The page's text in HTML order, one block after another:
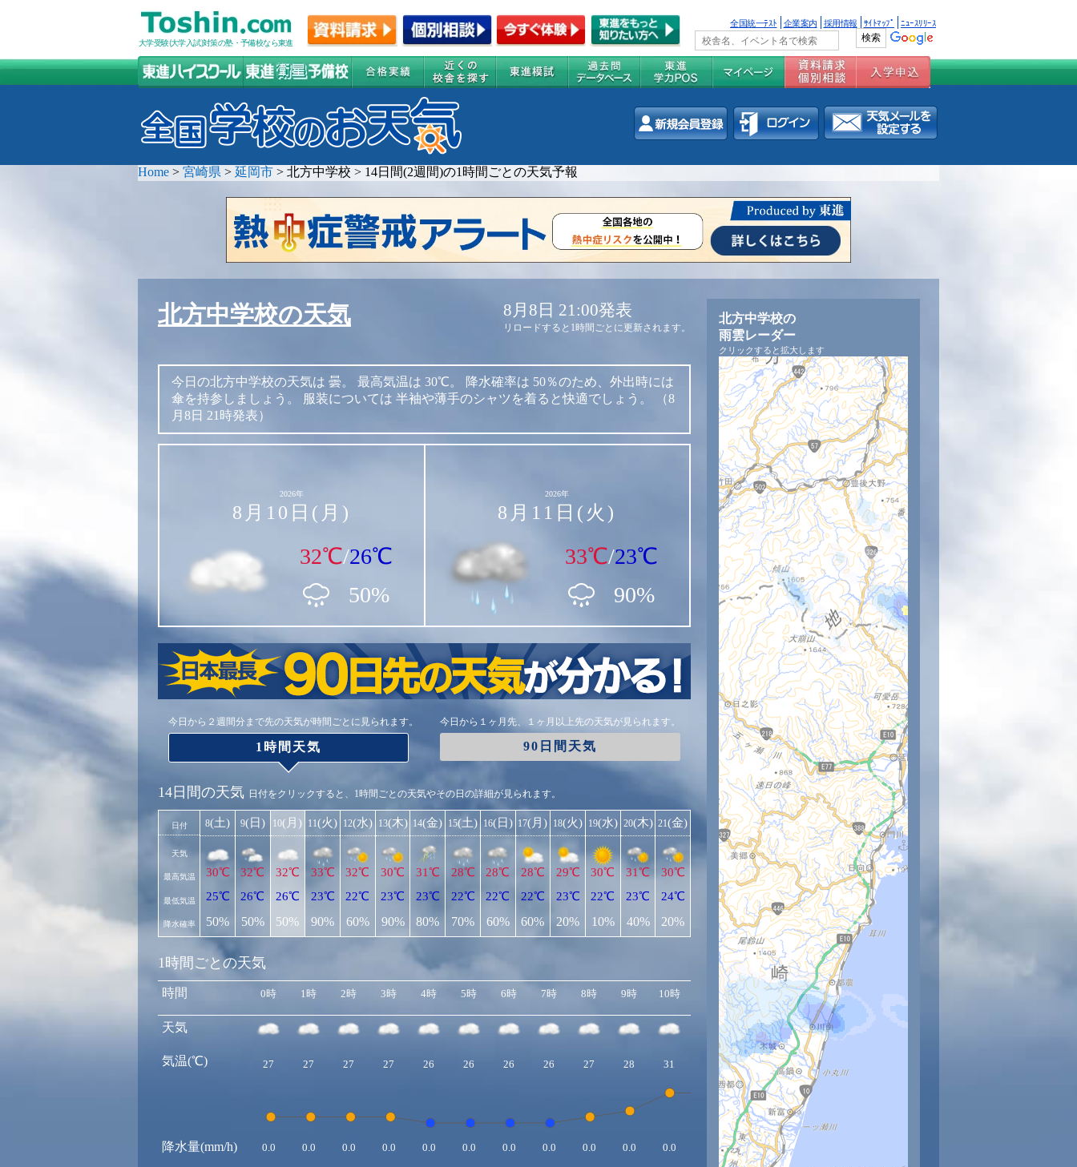
大学受験(大学入試)対策の塾・予備校なら東進
全国統一ﾃｽﾄ 企業案内 採用情報 ｻｲﾄﾏｯﾌﾟ ﾆｭｰｽﾘﾘｰｽ
Home > 宮崎県 > 延岡市 > 北方中学校 > 14日間(2週間)の1時間ごとの天気予報
北方中学校の天気 8月8日 21:00発表
リロードすると1時間ごとに更新されます。
今日の北方中学校の天気は 曇。 最高気温は 30℃。 降水確率は 50％のため、外出時には
傘を持参しましょう。
服装については 半袖や薄手のシャツを着ると快適でしょう。
（8
月8日 21時発表）
2026年
8月10日(月)
32℃/26℃
50%
2026年
8月11日(火)
33℃/23℃
90%
今日から２週間分まで先の天気が時間ごとに見られます。
1時間天気
今日から１ヶ月先、１ヶ月以上先の天気が見られます。
90日間天気
14日間の天気 日付をクリックすると、1時間ごとの天気やその日の詳細が見られます。
日付
天気
最高気温
最低気温
降水確率
8(土)
30℃
25℃
50%
9(日)
32℃
26℃
50%
10(月)
32℃
26℃
50%
11(火)
33℃
23℃
90%
12(水)
32℃
22℃
60%
13(木)
30℃
23℃
90%
14(金)
31℃
23℃
80%
15(土)
28℃
22℃
70%
16(日)
28℃
22℃
60%
17(月)
28℃
22℃
60%
18(火)
29℃
23℃
20%
19(水)
30℃
22℃
10%
20(木)
31℃
23℃
40%
21(金)
30℃
24℃
20%
1時間ごとの天気
時間
天気
気温(℃)
降水量(mm/h)
0時 1時 2時 3時 4時 5時 6時 7時 8時 9時 10時 11時 12時 13時 14時
27 27 27 27 26 26 26 26 27 28 31 32 32
0.0 0.0 0.0 0.0 0.0 0.0 0.0 0.0 0.0 0.0 0.0 0.0 0.0
北方中学校の
雨雲レーダー
クリックすると拡大します